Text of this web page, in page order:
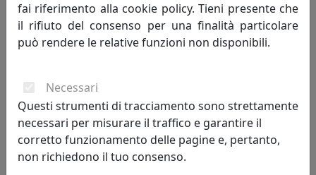
OROLOGIO PICCOLO DECOR, COLLEZIONE VESTA HOME, COLORE
BASIC, CODICE 04225-D32
80,00 €
fai riferimento alla cookie policy. Tieni presente che
il rifiuto del consenso per una finalità particolare
può rendere le relative funzioni non disponibili.
Necessari
Questi strumenti di tracciamento sono strettamente
necessari per misurare il traffico e garantire il
corretto funzionamento delle pagine e, pertanto,
non richiedono il tuo consenso.